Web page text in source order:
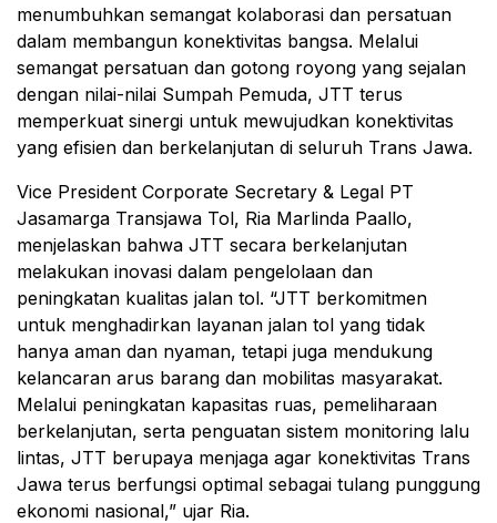
menumbuhkan semangat kolaborasi dan persatuan
dalam membangun konektivitas bangsa. Melalui
semangat persatuan dan gotong royong yang sejalan
dengan nilai-nilai Sumpah Pemuda, JTT terus
memperkuat sinergi untuk mewujudkan konektivitas
yang efisien dan berkelanjutan di seluruh Trans Jawa.
Vice President Corporate Secretary & Legal PT
Jasamarga Transjawa Tol, Ria Marlinda Paallo,
menjelaskan bahwa JTT secara berkelanjutan
melakukan inovasi dalam pengelolaan dan
peningkatan kualitas jalan tol. “JTT berkomitmen
untuk menghadirkan layanan jalan tol yang tidak
hanya aman dan nyaman, tetapi juga mendukung
kelancaran arus barang dan mobilitas masyarakat.
Melalui peningkatan kapasitas ruas, pemeliharaan
berkelanjutan, serta penguatan sistem monitoring lalu
lintas, JTT berupaya menjaga agar konektivitas Trans
Jawa terus berfungsi optimal sebagai tulang punggung
ekonomi nasional,” ujar Ria.